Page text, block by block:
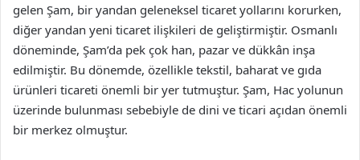
gelen Şam, bir yandan geleneksel ticaret yollarını korurken,
diğer yandan yeni ticaret ilişkileri de geliştirmiştir. Osmanlı
döneminde, Şam’da pek çok han, pazar ve dükkân inşa
edilmiştir. Bu dönemde, özellikle tekstil, baharat ve gıda
ürünleri ticareti önemli bir yer tutmuştur. Şam, Hac yolunun
üzerinde bulunması sebebiyle de dini ve ticari açıdan önemli
bir merkez olmuştur.